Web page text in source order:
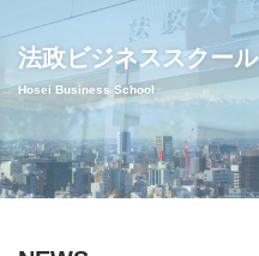
法政ビジネススクール
Hosei Business School